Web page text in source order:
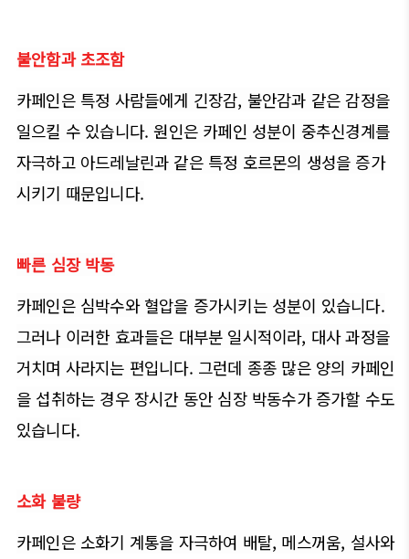
불안함과 초조함
카페인은 특정 사람들에게 긴장감, 불안감과 같은 감정을
일으킬 수 있습니다. 원인은 카페인 성분이 중추신경계를
자극하고 아드레날린과 같은 특정 호르몬의 생성을 증가
시키기 때문입니다.
빠른 심장 박동
카페인은 심박수와 혈압을 증가시키는 성분이 있습니다.
그러나 이러한 효과들은 대부분 일시적이라, 대사 과정을
거치며 사라지는 편입니다. 그런데 종종 많은 양의 카페인
을 섭취하는 경우 장시간 동안 심장 박동수가 증가할 수도
있습니다.
소화 불량
카페인은 소화기 계통을 자극하여 배탈, 메스꺼움, 설사와